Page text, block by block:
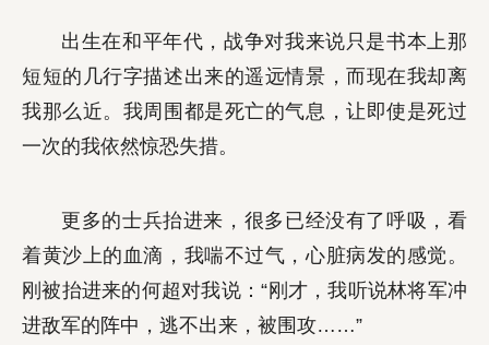
出生在和平年代，战争对我来说只是书本上那
短短的几行字描述出来的遥远情景，而现在我却离
我那么近。我周围都是死亡的气息，让即使是死过
一次的我依然惊恐失措。
更多的士兵抬进来，很多已经没有了呼吸，看
着黄沙上的血滴，我喘不过气，心脏病发的感觉。
刚被抬进来的何超对我说：“刚才，我听说林将军冲
进敌军的阵中，逃不出来，被围攻……”